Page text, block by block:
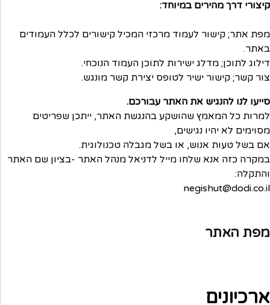
קיצורי דרך מהירים במיוחד:
מפת אתר; קישור לעמוד מרכזי המכיל קישורים לכלל העמודים
באתר.
דילוג לתוכן; מדלג ישירות לתוכן העמוד הנוכחי.
צור קשר; קישור ישיר לטופס יצירת קשר מונגש.
סייעו לנו להנגיש את האתר עבורכם.
למרות כל המאמץ שהושקע בהנגשת האתר, ייתכן שפריטים
מסוימים לא יהיו נגישים,
אם בשל טעות אנוש, או בשל מגבלה טכנולוגית.
במקרה כזה אנא שלחו מייל לדניאל מנהל האתר -בציון שם האתר
והתקלה:
negishut@dodi.co.il
מפת האתר
ארכיונים